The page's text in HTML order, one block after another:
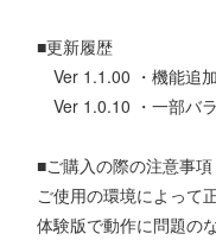
■更新履歴
Ver 1.1.00 ・機能追
Ver 1.0.10 ・一部バ
■ご購入の際の注意事項
ご使用の環境によって
体験版で動作に問題の